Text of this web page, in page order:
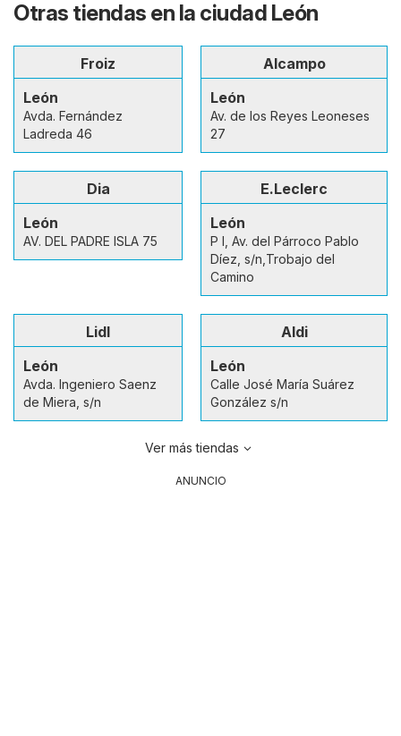
Otras tiendas en la ciudad León
Froiz
León
Avda. Fernández
Ladreda 46
Alcampo
León
Av. de los Reyes Leoneses
27
Dia
León
AV. DEL PADRE ISLA 75
E.Leclerc
León
P I, Av. del Párroco Pablo
Díez, s/n,Trobajo del
Camino
Lidl
León
Avda. Ingeniero Saenz
de Miera, s/n
Aldi
León
Calle José María Suárez
González s/n
Ver más tiendas
ANUNCIO